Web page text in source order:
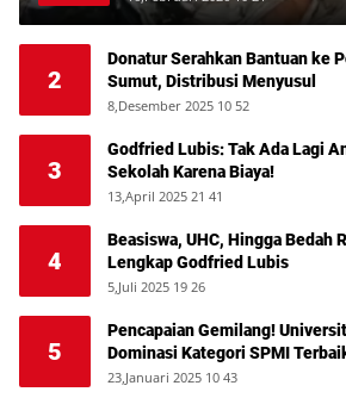
2
Donatur Serahkan Bantuan ke
Sumut, Distribusi Menyusul
8,Desember 2025 10 52
3
Godfried Lubis: Tak Ada Lagi
Sekolah Karena Biaya!
13,April 2025 21 41
4
Beasiswa, UHC, Hingga Bedah
Lengkap Godfried Lubis
5,Juli 2025 19 26
5
Pencapaian Gemilang!
Dominasi Kategori SPMI
23,Januari 2025 10 43